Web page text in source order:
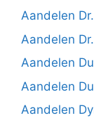
Aandelen
Aandelen
Aandelen
Aandelen
Aandelen